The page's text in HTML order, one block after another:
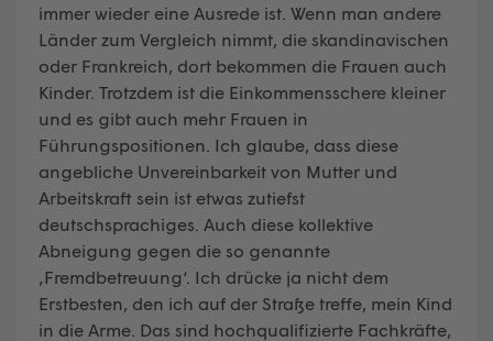
immer wieder eine Ausrede ist. Wenn man andere
Länder zum Vergleich nimmt, die skandinavischen
oder Frankreich, dort bekommen die Frauen auch
Kinder. Trotzdem ist die Einkommensschere kleiner
und es gibt auch mehr Frauen in
Führungspositionen. Ich glaube, dass diese
angebliche Unvereinbarkeit von Mutter und
Arbeitskraft sein ist etwas zutiefst
deutschsprachiges. Auch diese kollektive
Abneigung gegen die so genannte
‚Fremdbetreuung‘. Ich drücke ja nicht dem
Erstbesten, den ich auf der Straße treffe, mein Kind
in die Arme. Das sind hochqualifizierte Fachkräfte,